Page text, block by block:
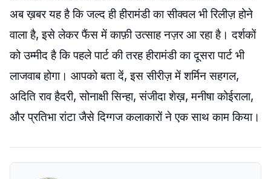
अब ख़बर यह है कि जल्द ही हीरामंडी का सीक्वल भी रिलीज़ होने
वाला है, इसे लेकर फैंस में काफ़ी उत्साह नज़र आ रहा है। दर्शकों
को उम्मीद है कि पहले पार्ट की तरह हीरामंडी का दूसरा पार्ट भी
लाजवाब होगा। आपको बता दें, इस सीरीज़ में शर्मिन सहगल,
अदिति राव हैदरी, सोनाक्षी सिन्हा, संजीदा शेख़, मनीषा कोईराला,
और प्रतिभा रांटा जैसे दिग्गज कलाकारों ने एक साथ काम किया।